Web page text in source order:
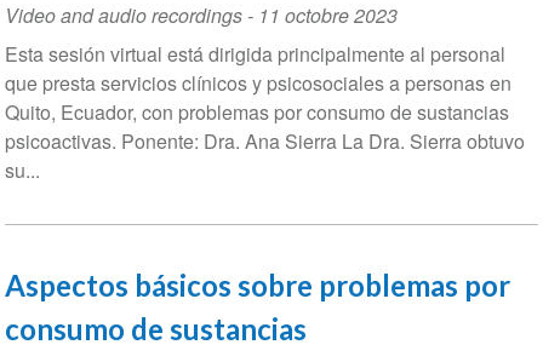
Video and audio recordings- 11 octobre 2023
Esta sesión virtual está dirigida principalmente al personal
que presta servicios clínicos y psicosociales a personas en
Quito, Ecuador, con problemas por consumo de sustancias
psicoactivas. Ponente: Dra. Ana Sierra La Dra. Sierra obtuvo
su...
Aspectos básicos sobre problemas por
consumo de sustancias